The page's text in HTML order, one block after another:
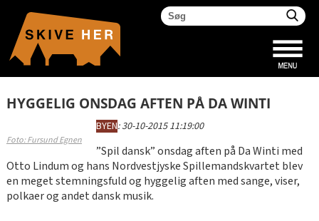
HYGGELIG ONSDAG AFTEN PÅ DA WINTI
Foto: Fursund Egnen
BYEN:30-10-2015 11:19:00
”Spil dansk” onsdag aften på Da Winti med
Otto Lindum og hans Nordvestjyske Spillemandskvartet blev
en meget stemningsfuld og hyggelig aften med sange, viser,
polkaer og andet dansk musik.